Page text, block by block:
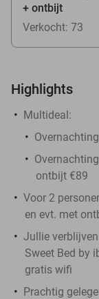
+ ontbijt
Verkocht: 73
Highlights
Multideal:
ontbijt €89
Voor 2
en evt. met
Jullie
Sweet Bed by
gratis wifi
Prachtig